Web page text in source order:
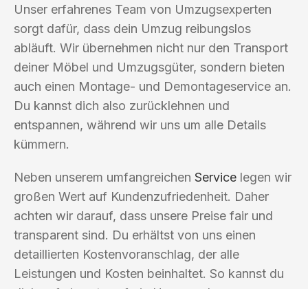
Unser erfahrenes Team von Umzugsexperten
sorgt dafür, dass dein Umzug reibungslos
abläuft. Wir übernehmen nicht nur den Transport
deiner Möbel und Umzugsgüter, sondern bieten
auch einen Montage- und Demontageservice an.
Du kannst dich also zurücklehnen und
entspannen, während wir uns um alle Details
kümmern.
Neben unserem umfangreichen Service legen wir
großen Wert auf Kundenzufriedenheit. Daher
achten wir darauf, dass unsere Preise fair und
transparent sind. Du erhältst von uns einen
detaillierten Kostenvoranschlag, der alle
Leistungen und Kosten beinhaltet. So kannst du